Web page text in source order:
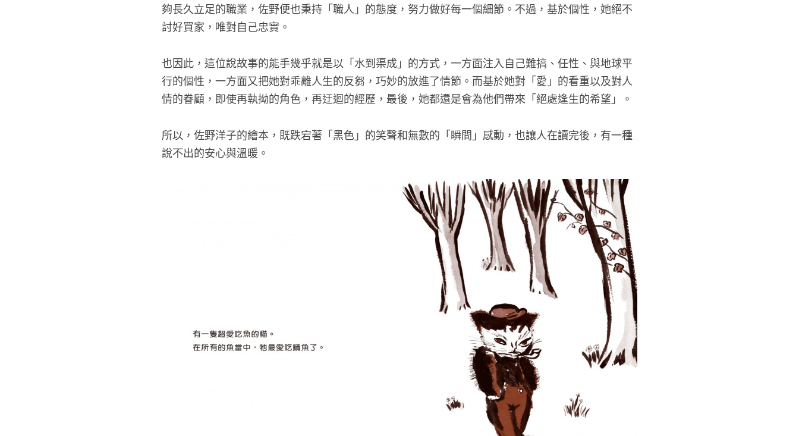
夠長久立足的職業，佐野便也秉持「職人」的態度，努力做好每一個細節。不過，基於個性，她絕不
討好買家，唯對自己忠實。
也因此，這位說故事的能手幾乎就是以「水到渠成」的方式，一方面注入自己難搞、任性、與地球平
行的個性，一方面又把她對乖離人生的反芻，巧妙的放進了情節。而基於她對「愛」的看重以及對人
情的眷顧，即使再執拗的角色，再迂迴的經歷，最後，她都還是會為他們帶來「絕處逢生的希望」。
所以，佐野洋子的繪本，既跌宕著「黑色」的笑聲和無數的「瞬間」感動，也讓人在讀完後，有一種
說不出的安心與溫暖。